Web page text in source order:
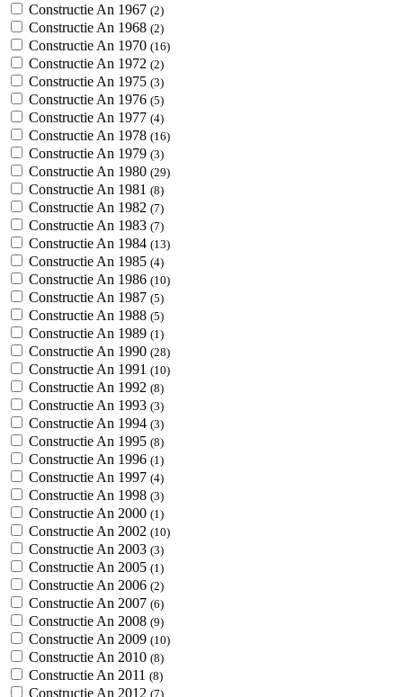
Constructie An 1967 (2)
Constructie An 1968 (2)
Constructie An 1970 (16)
Constructie An 1972 (2)
Constructie An 1975 (3)
Constructie An 1976 (5)
Constructie An 1977 (4)
Constructie An 1978 (16)
Constructie An 1979 (3)
Constructie An 1980 (29)
Constructie An 1981 (8)
Constructie An 1982 (7)
Constructie An 1983 (7)
Constructie An 1984 (13)
Constructie An 1985 (4)
Constructie An 1986 (10)
Constructie An 1987 (5)
Constructie An 1988 (5)
Constructie An 1989 (1)
Constructie An 1990 (28)
Constructie An 1991 (10)
Constructie An 1992 (8)
Constructie An 1993 (3)
Constructie An 1994 (3)
Constructie An 1995 (8)
Constructie An 1996 (1)
Constructie An 1997 (4)
Constructie An 1998 (3)
Constructie An 2000 (1)
Constructie An 2002 (10)
Constructie An 2003 (3)
Constructie An 2005 (1)
Constructie An 2006 (2)
Constructie An 2007 (6)
Constructie An 2008 (9)
Constructie An 2009 (10)
Constructie An 2010 (8)
Constructie An 2011 (8)
Constructie An 2012 (7)